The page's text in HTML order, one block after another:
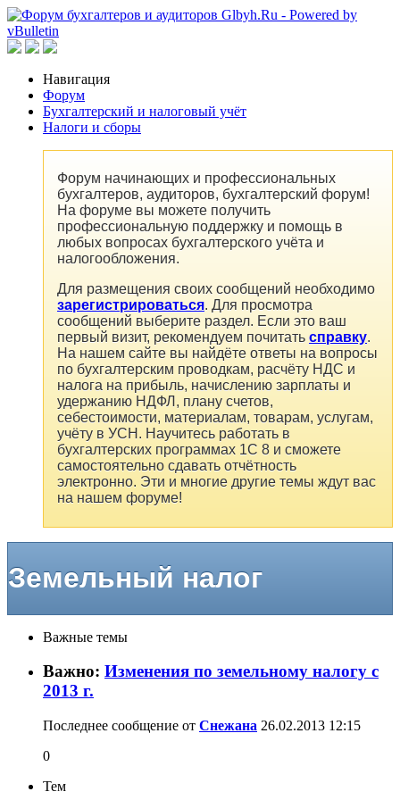
Навигация
Форум
Бухгалтерский и налоговый учёт
Налоги и сборы
Форум начинающих и профессиональных
бухгалтеров, аудиторов, бухгалтерский форум!
На форуме вы можете получить
профессиональную поддержку и помощь в
любых вопросах бухгалтерского учёта и
налогообложения.
Для размещения своих сообщений необходимо
зарегистрироваться. Для просмотра
сообщений выберите раздел. Если это ваш
первый визит, рекомендуем почитать справку.
На нашем сайте вы найдёте ответы на вопросы
по бухгалтерским проводкам, расчёту НДС и
налога на прибыль, начислению зарплаты и
удержанию НДФЛ, плану счетов,
себестоимости, материалам, товарам, услугам,
учёту в УСН. Научитесь работать в
бухгалтерских программах 1С 8 и сможете
самостоятельно сдавать отчётность
электронно. Эти и многие другие темы ждут вас
на нашем форуме!
Земельный налог
Важные темы
Важно: Изменения по земельному налогу с
2013 г.
Последнее сообщение от Снежана 26.02.2013 12:15
0
Тем